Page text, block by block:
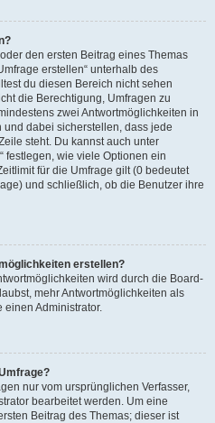
den ersten Beitrag eines Themas
erstellen“ unterhalb des
du diesen Bereich nicht sehen
die Berechtigung, Umfragen zu
zwei Antwortmöglichkeiten in
dabei sicherstellen, dass jede
steht. Du kannst auch unter
festlegen, wie viele Optionen ein
für die Umfrage gilt (0 bedeutet
und schließlich, ob die Benutzer ihre
erstellen?
wird durch die Board-
mehr Antwortmöglichkeiten als
einen Administrator.
nur vom ursprünglichen Verfasser,
bearbeitet werden. Um eine
Beitrag des Themas; dieser ist